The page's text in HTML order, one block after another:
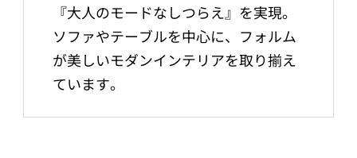
『大人のモードなしつらえ』を実現。
ソファやテーブルを中心に、フォルム
が美しいモダンインテリアを取り揃え
ています。